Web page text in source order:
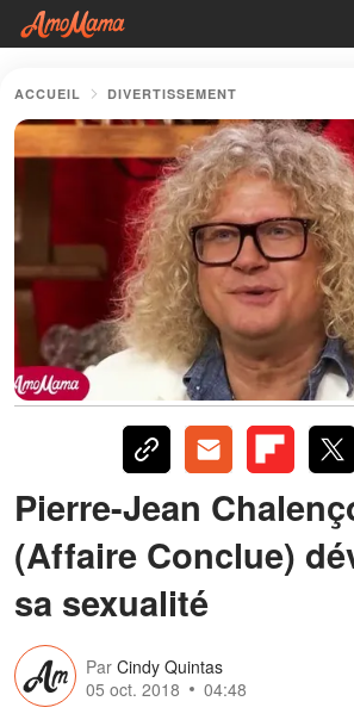
ACCUEIL DIVERTISSEMENT
Pierre-Jean
(Affaire Conclue)
sa sexualité
Par Cindy Quintas
05 oct. 2018
04:48